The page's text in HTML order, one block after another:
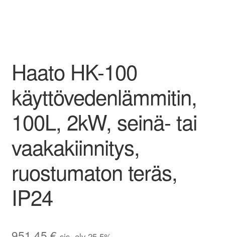
Haato HK-100
käyttövedenlämmitin,
100L, 2kW, seinä- tai
vaakakiinnitys,
ruostumaton teräs,
IP24